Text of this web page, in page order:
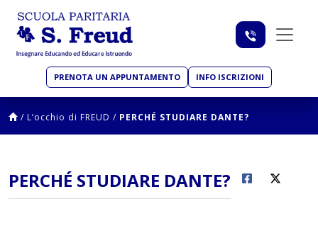
PRENOTA UN APPUNTAMENTO INFO ISCRIZIONI
/ L’occhio di FREUD / PERCHÉ STUDIARE DANTE?
PERCHÉ STUDIARE DANTE?